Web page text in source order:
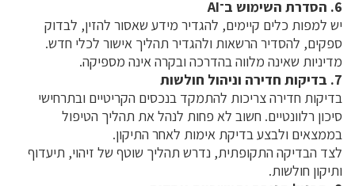
6. הסדרת השימוש ב־AI
יש למפות כלים קיימים, להגדיר מידע שאסור להזין, לבדוק
ספקים, להסדיר הרשאות ולהגדיר תהליך אישור לכלי חדש.
מדיניות שאינה מלווה בהדרכה ובקרה אינה מספיקה.
7. בדיקות חדירה וניהול חולשות
בדיקות חדירה צריכות להתמקד בנכסים הקריטיים ובתרחישי
סיכון רלוונטיים. חשוב לא פחות לנהל את תהליך הטיפול
בממצאים ולבצע בדיקת אימות לאחר התיקון.
לצד הבדיקה התקופתית, נדרש תהליך שוטף של זיהוי, תיעדוף
ותיקון חולשות.